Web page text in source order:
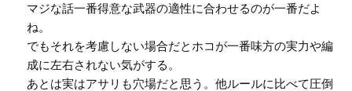
マジな話一番得意な武器の適性に合わせるのが一番だよ
ね。
でもそれを考慮しない場合だとホコが一番味方の実力や編
成に左右されない気がする。
あとは実はアサリも穴場だと思う。他ルールに比べて圧倒